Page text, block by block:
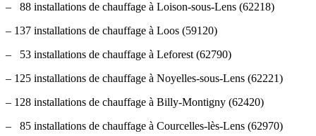
– 88 installations de chauffage à Loison-sous-Lens (62218)
– 137 installations de chauffage à Loos (59120)
– 53 installations de chauffage à Leforest (62790)
– 125 installations de chauffage à Noyelles-sous-Lens (62221)
– 128 installations de chauffage à Billy-Montigny (62420)
– 85 installations de chauffage à Courcelles-lès-Lens (62970)